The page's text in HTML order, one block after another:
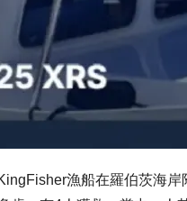
漁船在羅伯茨海